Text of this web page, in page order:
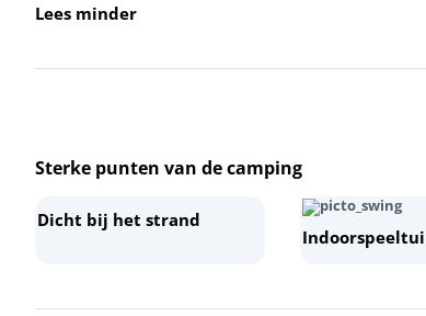
+
−
Lees minder
Sterke punten van de camping
Dicht bij het strand